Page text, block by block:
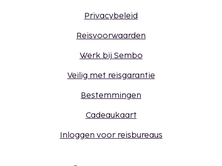
Privacybeleid
Reisvoorwaarden
Werk bij Sembo
Veilig met reisgarantie
Bestemmingen
Cadeaukaart
Inloggen voor reisbureaus